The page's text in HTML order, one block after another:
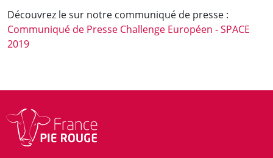
Découvrez le sur notre communiqué de presse :
Communiqué de Presse Challenge Européen - SPACE
2019